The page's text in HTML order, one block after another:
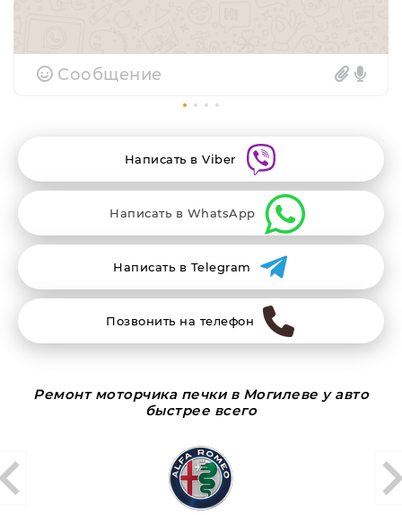
Сообщение
Написать в Viber
Написать в WhatsApp
Написать в Telegram
Позвонить на телефон
Ремонт моторчика печки в Могилеве у авто
быстрее всего